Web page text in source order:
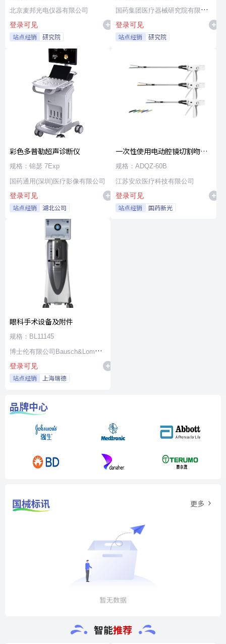
北京麦邦光电仪器有限公司
登录可见
站点经销 研究院
国药集团医疗器械研究院有限公
司
登录可见
站点经销 研究院
彩色多普勒超声诊断仪
规格：锦瑟 7Exp
国药通用(深圳)医疗影像有限公司
登录可见
站点经销 湖北公司
一次性使用电动腔镜切割吻合
器及组件
规格：ADQZ-60B
江苏安欣医疗科技有限公司
登录可见
站点经销 国药新光
眼科手术设备及附件
规格：BL11145
博士伦有限公司Bausch&Lomb
Incorporated
登录可见
站点经销 上海瑞德
品牌中心